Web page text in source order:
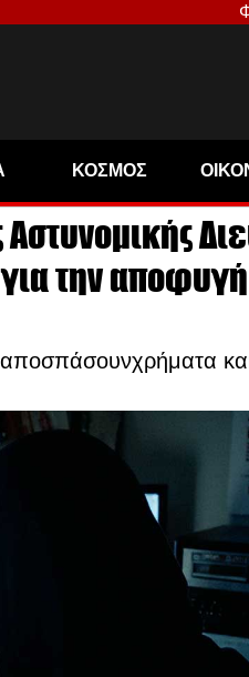
ΚΟΣΜΟΣ
την αποφυγή
αποσπάσουνχρήματα